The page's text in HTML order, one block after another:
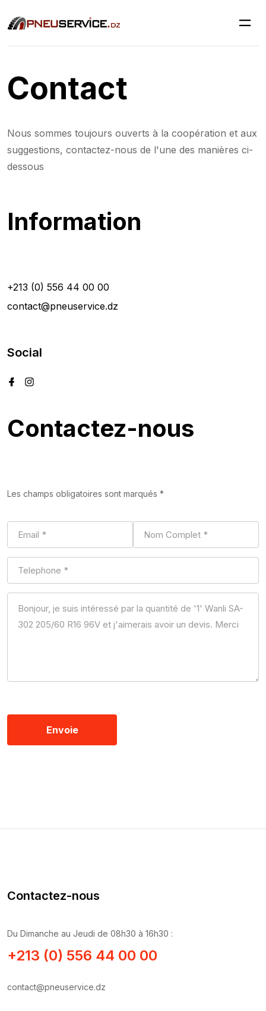
Contact
Nous sommes toujours ouverts à la coopération et aux
suggestions, contactez-nous de l'une des manières ci-
dessous
Information
+213 (0) 556 44 00 00
contact@pneuservice.dz
Social
Contactez-nous
Les champs obligatoires sont marqués *
Envoie
Contactez-nous
Du Dimanche au Jeudi de 08h30 à 16h30 :
+213 (0) 556 44 00 00
contact@pneuservice.dz